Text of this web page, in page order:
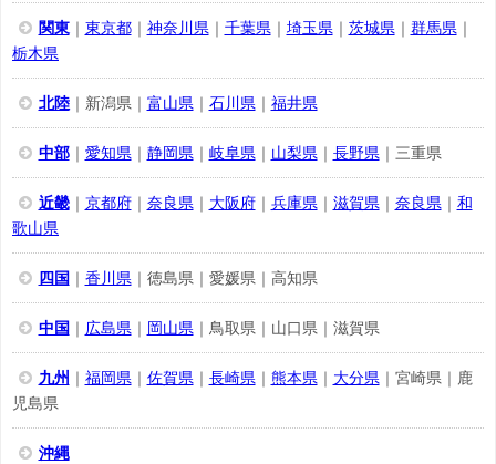
関東｜ 東京都｜ 神奈川県 ｜ 千葉県 ｜ 埼玉県 ｜ 茨城県 ｜ 群馬県 ｜
栃木県
北陸｜新潟県｜ 富山県 ｜ 石川県 ｜ 福井県
中部｜ 愛知県 ｜ 静岡県 ｜ 岐阜県 ｜ 山梨県 ｜ 長野県 ｜三重県
近畿｜ 京都府｜ 奈良県 ｜ 大阪府｜ 兵庫県 ｜ 滋賀県 ｜ 奈良県 ｜ 和
歌山県
四国 ｜ 香川県 ｜徳島県｜愛媛県｜高知県
中国 ｜ 広島県 ｜ 岡山県 ｜鳥取県｜山口県｜滋賀県
九州 ｜ 福岡県 ｜ 佐賀県 ｜ 長崎県 ｜ 熊本県 ｜ 大分県 ｜宮崎県｜鹿
児島県
沖縄